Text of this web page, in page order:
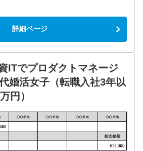
詳細ページ
ITでプロダクトマネージ
婚活女子（転職入社3年以
円）